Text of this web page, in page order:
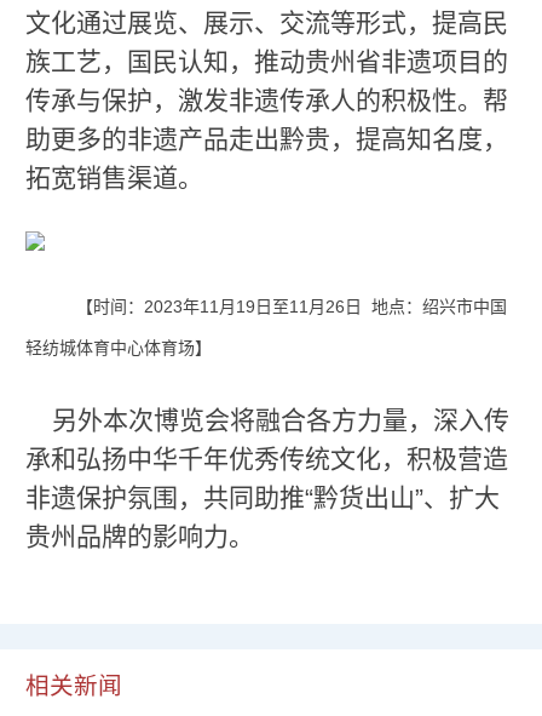
文化通过展览、展示、交流等形式，提高民
族工艺，国民认知，推动贵州省非遗项目的
传承与保护，激发非遗传承人的积极性。帮
助更多的非遗产品走出黔贵，提高知名度，
拓宽销售渠道。
【时间：2023年11月19日至11月26日 地点：绍兴市中国
轻纺城体育中心体育场】
另外本次博览会将融合各方力量，深入传
承和弘扬中华千年优秀传统文化，积极营造
非遗保护氛围，共同助推“黔货出山”、扩大
贵州品牌的影响力。
相关新闻